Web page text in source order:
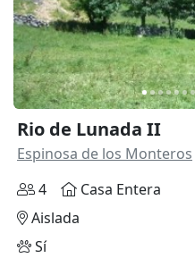
Rio de Lunada II
Espinosa de los Monteros
4
Casa Entera
Aislada
Sí